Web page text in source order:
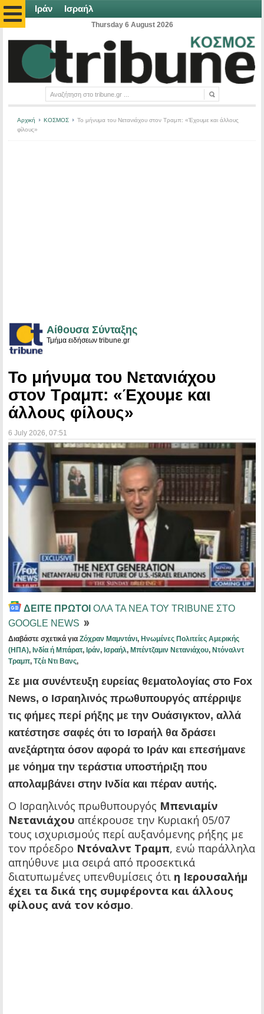
Ιράν Ισραήλ
Thursday 6 August 2026
Αρχική ΚΟΣΜΟΣ
Το μήνυμα του Νετανιάχου στον Τραμπ: «Έχουμε και άλλους
φίλους»
Αίθουσα Σύνταξης
Τμήμα ειδήσεων tribune.gr
Το μήνυμα του Νετανιάχου
στον Τραμπ: «Έχουμε και
άλλους φίλους»
6 July 2026 , 07:51
ΔΕΙΤΕ ΠΡΩΤΟΙ ΟΛΑ ΤΑ ΝΕΑ ΤΟΥ TRIBUNE ΣΤΟ
GOOGLE NEWS
Διαβάστε σχετικά για Ζόχραν Μαμντάνι, Ηνωμένες Πολιτείες Αμερικής
(ΗΠΑ), Ινδία ή Μπάρατ, Ιράν, Ισραήλ, Μπέντζαμιν Νετανιάχου, Ντόναλντ
Τραμπ, Τζέι Ντι Βανς,
Σε μια συνέντευξη ευρείας θεματολογίας στο Fox
News, ο Ισραηλινός πρωθυπουργός απέρριψε
τις φήμες περί ρήξης με την Ουάσιγκτον, αλλά
κατέστησε σαφές ότι το Ισραήλ θα δράσει
ανεξάρτητα όσον αφορά το Ιράν και επεσήμανε
με νόημα την τεράστια υποστήριξη που
απολαμβάνει στην Ινδία και πέραν αυτής.
Ο Ισραηλινός πρωθυπουργός Μπενιαμίν
Νετανιάχου απέκρουσε την Κυριακή 05/07
τους ισχυρισμούς περί αυξανόμενης ρήξης με
τον πρόεδρο Ντόναλντ Τραμπ, ενώ παράλληλα
απηύθυνε μια σειρά από προσεκτικά
διατυπωμένες υπενθυμίσεις ότι η Ιερουσαλήμ
έχει τα δικά της συμφέροντα και άλλους
φίλους ανά τον κόσμο.